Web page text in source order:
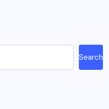
Search